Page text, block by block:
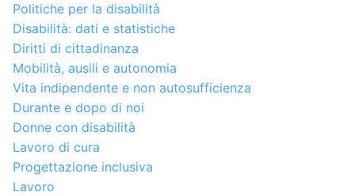
Politiche per la disabilità
Disabilità: dati e statistiche
Diritti di cittadinanza
Mobilità, ausili e autonomia
Vita indipendente e non autosufficienza
Durante e dopo di noi
Donne con disabilità
Lavoro di cura
Progettazione inclusiva
Lavoro